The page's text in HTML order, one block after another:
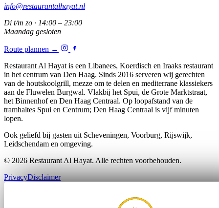
info@restaurantalhayat.nl
Di t/m zo · 14:00 – 23:00
Maandag gesloten
Route plannen →
Restaurant Al Hayat is een Libanees, Koerdisch en Iraaks restaurant
in het centrum van Den Haag. Sinds 2016 serveren wij gerechten
van de houtskoolgrill, mezze om te delen en mediterrane klassiekers
aan de Fluwelen Burgwal. Vlakbij het Spui, de Grote Marktstraat,
het Binnenhof en Den Haag Centraal. Op loopafstand van de
tramhaltes Spui en Centrum; Den Haag Centraal is vijf minuten
lopen.
Ook geliefd bij gasten uit Scheveningen, Voorburg, Rijswijk,
Leidschendam en omgeving.
© 2026 Restaurant Al Hayat. Alle rechten voorbehouden.
PrivacyDisclaimer